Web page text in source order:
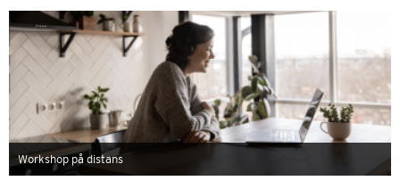
Workshop på distans